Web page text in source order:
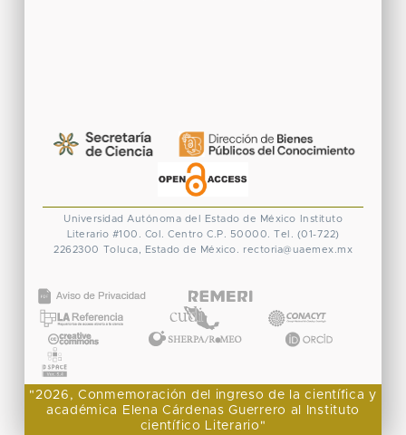
Universidad Autónoma del Estado de México
Instituto
Literario #100. Col. Centro C.P. 50000. Tel. (01-722)
2262300 Toluca, Estado de México. rectoria@uaemex.mx
"2026, Conmemoración del ingreso de la científica y
académica Elena Cárdenas Guerrero al Instituto
científico Literario"